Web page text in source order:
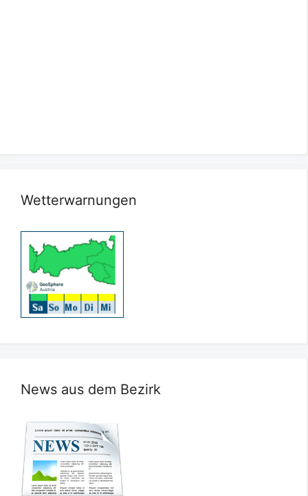
Wetterwarnungen
News aus dem Bezirk